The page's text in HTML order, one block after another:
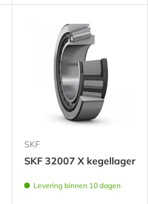
SKF
SKF 32007 X kegellager
Levering binnen 10 dagen